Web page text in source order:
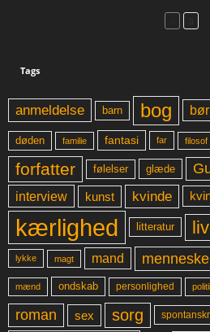
Tags
anmeldelse barn bog
døden familie fantasi far filosof
forfatter
følelser glæde
interview kunst kvinde
kærlighed litteratur
lykke magt mand menneske
mænd ondskab personlighed
roman sex sorg